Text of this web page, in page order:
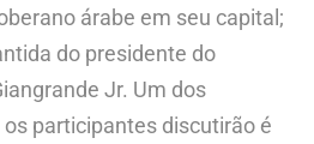
árabe em seu capital;
do presidente do
Jr. Um dos
participantes discutirão é